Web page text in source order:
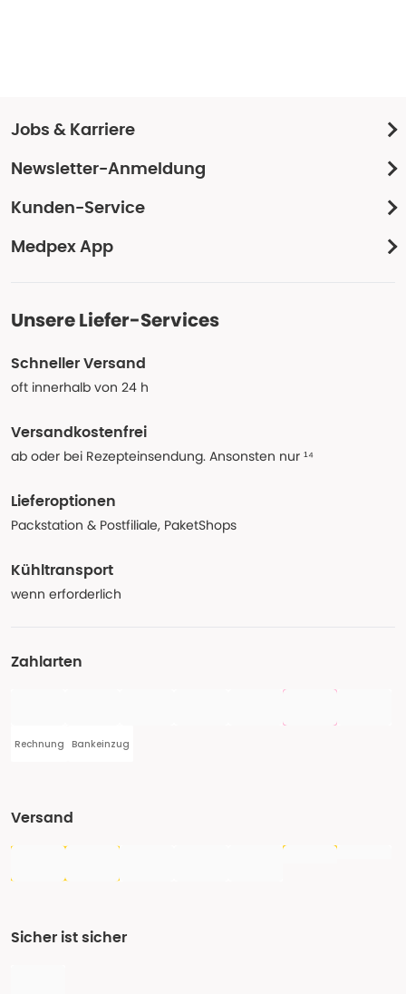
Jobs & Karriere
Newsletter-Anmeldung
Kunden-Service
Medpex App
Unsere Liefer-Services
Schneller Versand
oft innerhalb von 24 h
Versandkostenfrei
ab oder bei Rezepteinsendung. Ansonsten nur ¹⁴
Lieferoptionen
Packstation & Postfiliale, PaketShops
Kühltransport
wenn erforderlich
Zahlarten
Rechnung Bankeinzug
Versand
Sicher ist sicher